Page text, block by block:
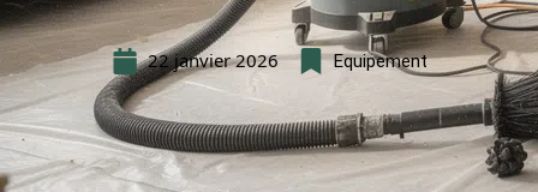
22 janvier 2026 Equipement